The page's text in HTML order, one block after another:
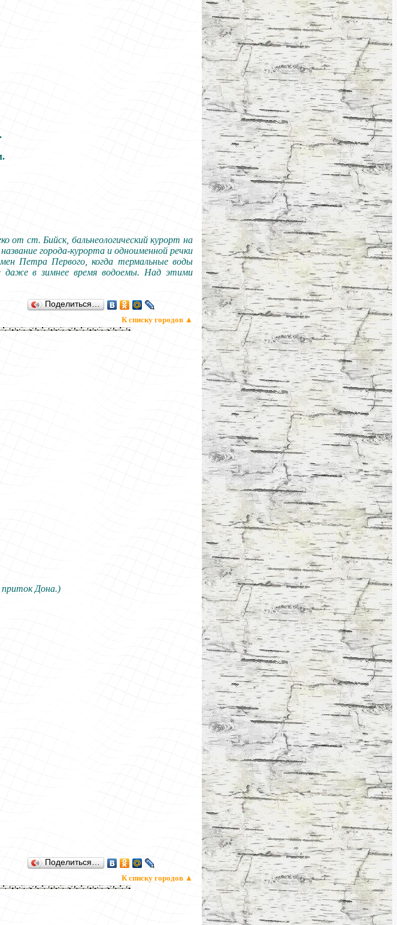
от ст. Бийск, бальнеологический курорт на
города-курорта и одноименной речки
Петра Первого, когда термальные воды
даже в зимнее время водоемы. Над этими
Поделиться…
К списку городов ▲
приток Дона.)
Поделиться…
К списку городов ▲